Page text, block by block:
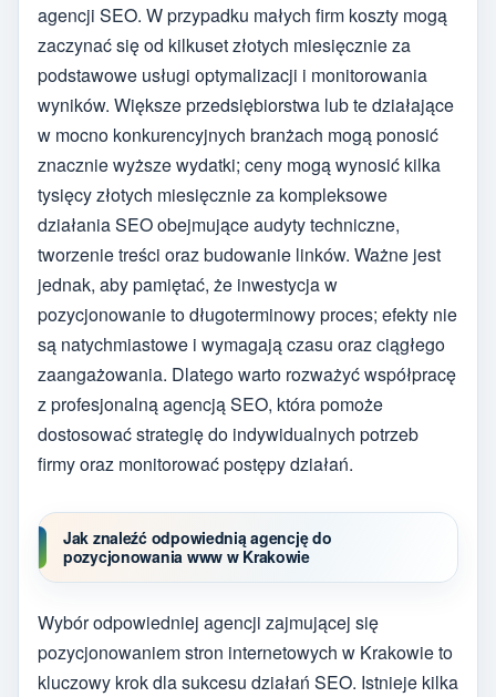
agencji SEO. W przypadku małych firm koszty mogą
zaczynać się od kilkuset złotych miesięcznie za
podstawowe usługi optymalizacji i monitorowania
wyników. Większe przedsiębiorstwa lub te działające
w mocno konkurencyjnych branżach mogą ponosić
znacznie wyższe wydatki; ceny mogą wynosić kilka
tysięcy złotych miesięcznie za kompleksowe
działania SEO obejmujące audyty techniczne,
tworzenie treści oraz budowanie linków. Ważne jest
jednak, aby pamiętać, że inwestycja w
pozycjonowanie to długoterminowy proces; efekty nie
są natychmiastowe i wymagają czasu oraz ciągłego
zaangażowania. Dlatego warto rozważyć współpracę
z profesjonalną agencją SEO, która pomoże
dostosować strategię do indywidualnych potrzeb
firmy oraz monitorować postępy działań.
Jak znaleźć odpowiednią agencję do
pozycjonowania www w Krakowie
Wybór odpowiedniej agencji zajmującej się
pozycjonowaniem stron internetowych w Krakowie to
kluczowy krok dla sukcesu działań SEO. Istnieje kilka